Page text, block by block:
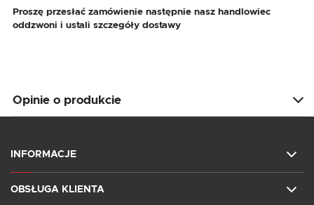
Proszę przesłać zamówienie następnie nasz handlowiec
oddzwoni i ustali szczegóły dostawy
Opinie o produkcie
INFORMACJE
OBSŁUGA KLIENTA